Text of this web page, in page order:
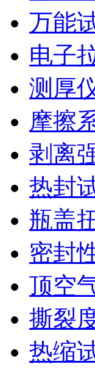
万能
电子
测厚
摩擦
剥离
热封
瓶盖
密封
顶空
撕裂
热缩